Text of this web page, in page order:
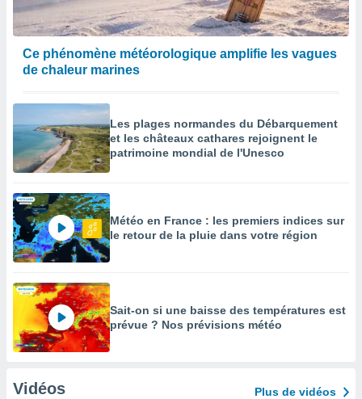
Ce phénomène météorologique amplifie les vagues
de chaleur marines
Les plages normandes du Débarquement
et les châteaux cathares rejoignent le
patrimoine mondial de l'Unesco
Météo en France : les premiers indices sur
le retour de la pluie dans votre région
Sait-on si une baisse des températures est
prévue ? Nos prévisions météo
Vidéos Plus de vidéos